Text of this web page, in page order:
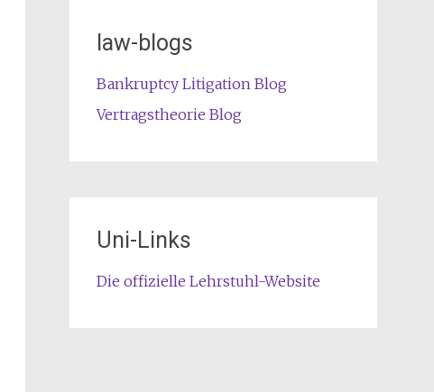
law-blogs
Bankruptcy Litigation Blog
Vertragstheorie Blog
Uni-Links
Die offizielle Lehrstuhl-Website